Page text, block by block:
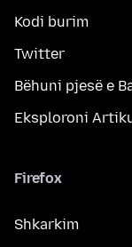
Kodi burim
Twitter
Bëhuni pjesë e
Eksploroni
Firefox
Shkarkim